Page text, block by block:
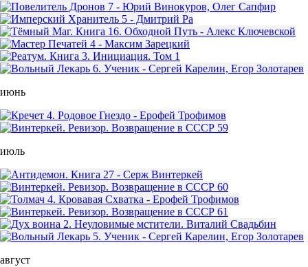
июнь
июль
август